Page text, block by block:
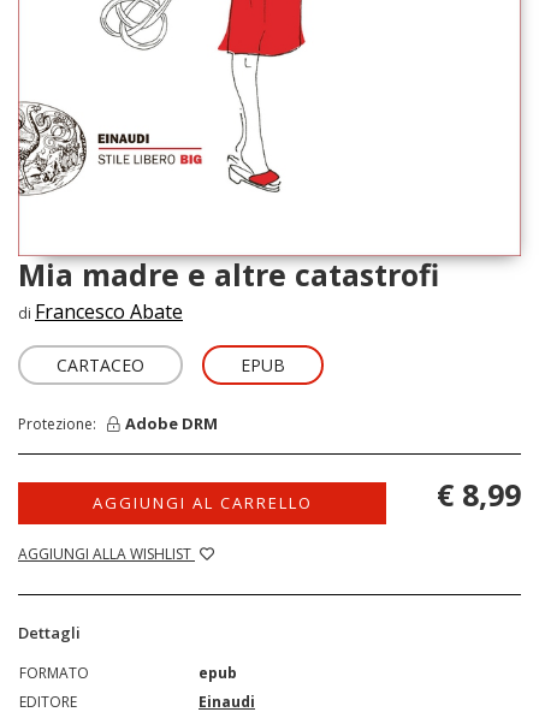
Mia madre e altre catastrofi
di Francesco Abate
CARTACEO EPUB
Protezione: Adobe DRM
AGGIUNGI AL CARRELLO
AGGIUNGI ALLA WISHLIST
€ 8,99
Dettagli
FORMATO
epub
EDITORE
Einaudi